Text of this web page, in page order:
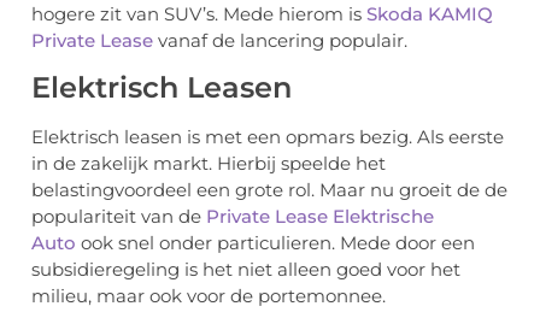
hogere zit van SUV’s. Mede hierom is Skoda KAMIQ
Private Lease vanaf de lancering populair.
Elektrisch Leasen
Elektrisch leasen is met een opmars bezig. Als eerste
in de zakelijk markt. Hierbij speelde het
belastingvoordeel een grote rol. Maar nu groeit de de
populariteit van de Private Lease Elektrische
Auto ook snel onder particulieren. Mede door een
subsidieregeling is het niet alleen goed voor het
milieu, maar ook voor de portemonnee.